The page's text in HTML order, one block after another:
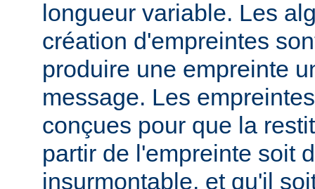
longueur variable. Les
création d'empreintes
produire une empreinte
message. Les
conçues pour que la
partir de l'empreinte soit
insurmontable, et qu'il